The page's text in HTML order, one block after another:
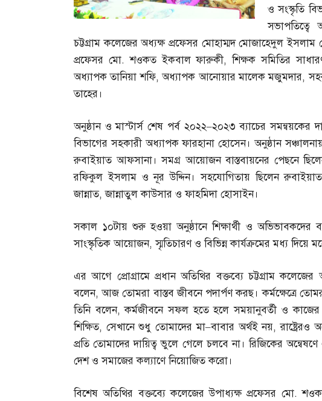
ও সংস্কৃতি
সভাপতিত্বে
চট্টগ্রাম কলেজের অধ্যক্ষ প্রফেসর মোহাম্মদ মোজাহেদুল
প্রফেসর মো.শওকত ইকবাল ফারুকী,শিক্ষক সমিতির
অধ্যাপক তানিয়া শফি,অধ্যাপক আনোয়ার মালেক মজুমদার,
তাহের।
অনুষ্ঠান ও মাস্টার্স শেষ পর্ব ২০২২–২০২৩ ব্যাচের সমন্বয়কের
বিভাগের সহকারী অধ্যাপক ফারহানা হোসেন। অনুষ্ঠান
রুবাইয়াত আফসানা। সমগ্র আয়োজন বাস্তবায়নের পেছনে ছিলেন
রফিকুল ইসলাম ও নূর উদ্দিন। সহযোগিতায় ছিলেন
জান্নাত,জান্নাতুল কাউসার ও ফাহমিদা হোসাইন।
সকাল ১০টায় শুরু হওয়া অনুষ্ঠানে শিক্ষার্থী ও অভিভাবকদের
সাংস্কৃতিক আয়োজন,স্মৃতিচারণ ও বিভিন্ন কার্যক্রমের মধ্য
এর আগে প্রোগ্রামে প্রধান অতিথির বক্তব্যে চট্টগ্রাম কলেজের
বলেন,আজ তোমরা বাস্তব জীবনে পদার্পণ করছ। কর্মক্ষেত্রে
তিনি বলেন,কর্মজীবনে সফল হতে হলে সময়ানুবর্তী ও
শিক্ষিত, সেখানে শুধু তোমাদের মা–বাবার অর্থই নয়,রাষ্ট্রেরও
প্রতি তোমাদের দায়িত্ব ভুলে গেলে চলবে না। রিজিকের
দেশ ও সমাজের কল্যাণে নিয়োজিত করো।
বিশেষ অতিথির বক্তব্যে কলেজের উপাধ্যক্ষ প্রফেসর মো.